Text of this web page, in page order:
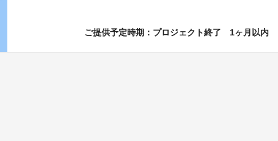
ご提供予定時期：プロジェクト終了 1ヶ月以内